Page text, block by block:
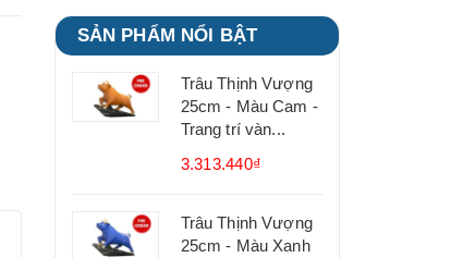
SẢN PHẨM NỔI BẬT
Trâu Thịnh Vượng
25cm - Màu Cam -
Trang trí vàn...
3.313.440₫
Trâu Thịnh Vượng
25cm - Màu Xanh